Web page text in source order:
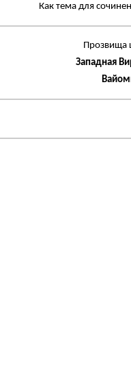
Как тема для
Прозвища
Западная